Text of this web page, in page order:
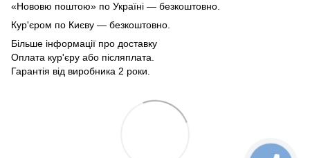
«Нововю поштою» по Україні — безкоштовно.
Кур'єром по Києву — безкоштовно.
Більше інформації про доставку
Оплата кур'єру або післяплата.
Гарантія від виробника 2 роки.